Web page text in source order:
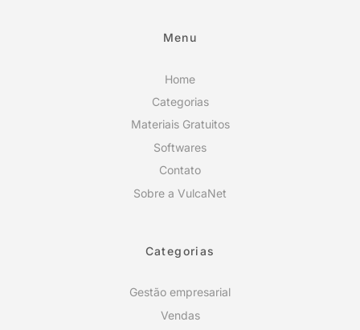
Menu
Home
Categorias
Materiais Gratuitos
Softwares
Contato
Sobre a VulcaNet
Categorias
Gestão empresarial
Vendas